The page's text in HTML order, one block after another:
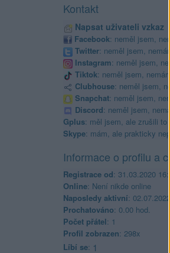
Kontakt
Napsat uživateli vzkaz
Facebook: neměl jsem,
Twitter: neměl jsem,
Instagram: neměl jsem,
Tiktok: neměl jsem,
Clubhouse: neměl jsem,
Snapchat: neměl jsem,
Discord: neměl jsem,
Gplus: měl jsem, ale zrušili to
Skype: mám, ale prakticky
Informace o profilu a
Registrace od: 31.03.2020
Online: Není nikde online
Naposledy aktivní: 02.07.2022
Prochatováno: 0.00 hod.
Počet přátel: 1
Profil zobrazen: 298x
Líbí se: 1